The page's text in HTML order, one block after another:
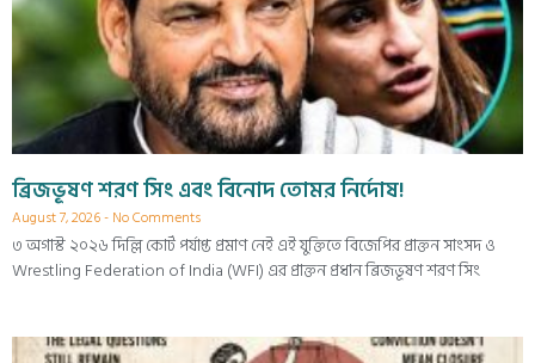
ব্রিজভূষণ শরণ সিং এবং বিনোদ তোমর নির্দোষ!
August 7, 2026 No Comments
৩ অগাস্ট ২০২৬ দিল্লি কোর্ট পর্যাপ্ত প্রমাণ নেই এই যুক্তিতে বিজেপির প্রাক্তন সাংসদ ও
Wrestling Federation of India (WFI) এর প্রাক্তন প্রধান ব্রিজভূষণ শরণ সিং